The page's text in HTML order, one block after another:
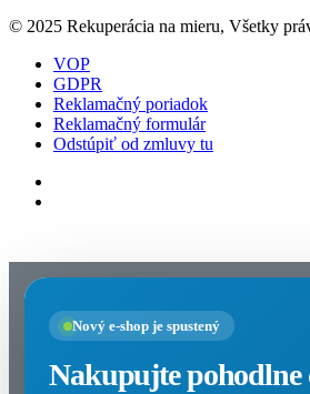
© 2025 Rekuperácia na mieru, Všetky
VOP
GDPR
Reklamačný poriadok
Reklamačný formulár
Odstúpiť od zmluvy tu
Nový e-shop je spustený
Nakupujte pohodlne